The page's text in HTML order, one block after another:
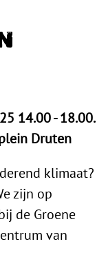
14.00 - 18.00.
Druten
klimaat?
zijn op
de Groene
van